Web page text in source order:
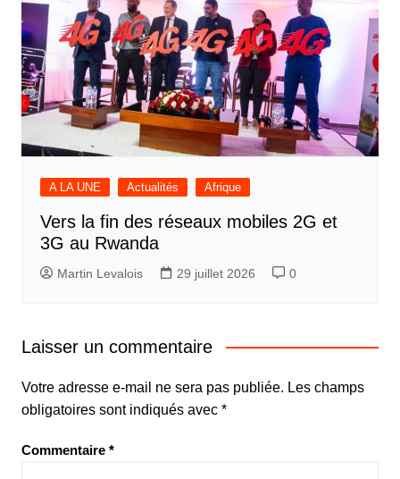
A LA UNE Actualités Afrique
Vers la fin des réseaux mobiles 2G et
3G au Rwanda
Martin Levalois 29 juillet 2026 0
Laisser un commentaire
Votre adresse e-mail ne sera pas publiée. Les champs
obligatoires sont indiqués avec *
Commentaire *